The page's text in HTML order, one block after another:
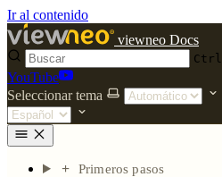
Ir al contenido
viewneo Docs
Ctrl
YouTube
Seleccionar tema
Primeros pasos